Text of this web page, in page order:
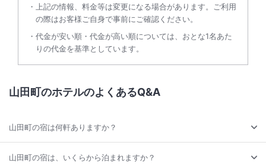
上記の情報、料金等は変更になる場合があります。ご利用
の際はお客様ご自身で事前にご確認ください。
代金が安い順・代金が高い順については、おとな1名あた
りの代金を基準としています。
山田町のホテルのよくあるQ&A
山田町の宿は何軒ありますか？
山田町の宿は、いくらから泊まれますか？